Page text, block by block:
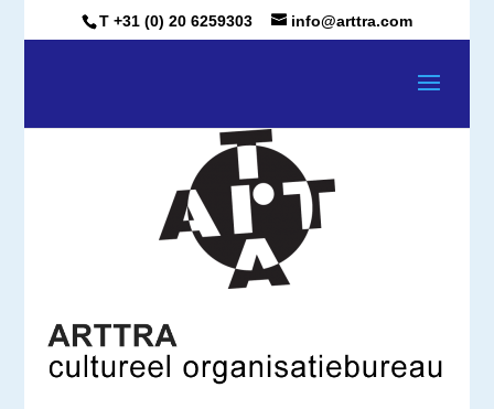
T +31 (0) 20 6259303 info@arttra.com